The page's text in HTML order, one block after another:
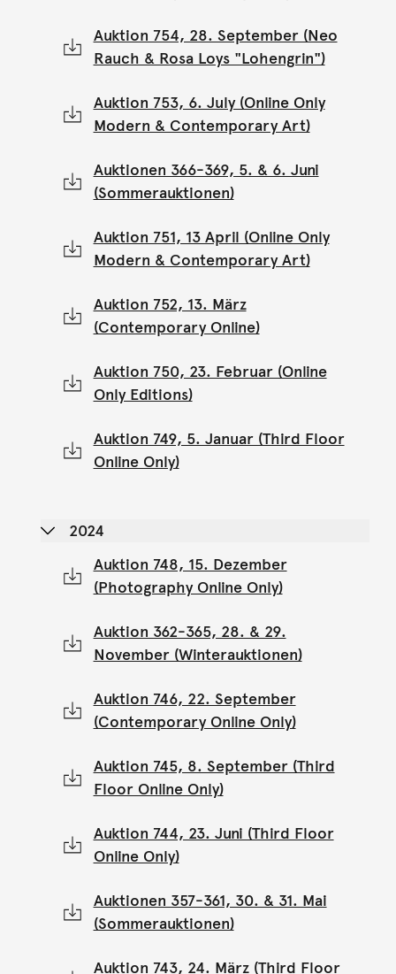
Auktion 754, 28. September (Neo
Rauch & Rosa Loys "Lohengrin")
Auktion 753, 6. July (Online Only
Modern & Contemporary Art)
Auktionen 366-369, 5. & 6. Juni
(Sommerauktionen)
Auktion 751, 13 April (Online Only
Modern & Contemporary Art)
Auktion 752, 13. März
(Contemporary Online)
Auktion 750, 23. Februar (Online
Only Editions)
Auktion 749, 5. Januar (Third Floor
Online Only)
2024
Auktion 748, 15. Dezember
(Photography Online Only)
Auktion 362-365, 28. & 29.
November (Winterauktionen)
Auktion 746, 22. September
(Contemporary Online Only)
Auktion 745, 8. September (Third
Floor Online Only)
Auktion 744, 23. Juni (Third Floor
Online Only)
Auktionen 357-361, 30. & 31. Mai
(Sommerauktionen)
Auktion 743, 24. März (Third Floor